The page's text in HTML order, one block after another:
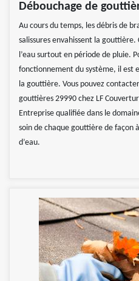
Débouchage de
Au cours du temps, les débris de
salissures envahissent la gouttière.
l’eau surtout en période de pluie.
fonctionnement du système, il est
la gouttière. Vous pouvez
gouttières 29990 chez LF
Entreprise qualifiée dans le
soin de chaque gouttière de façon
d’eau.